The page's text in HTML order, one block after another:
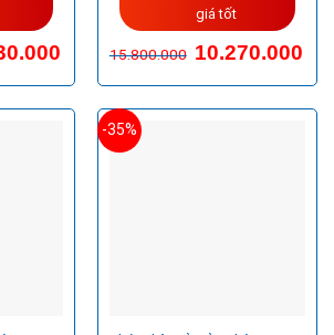
giá tốt
15.800.000 10.270.000
-35%